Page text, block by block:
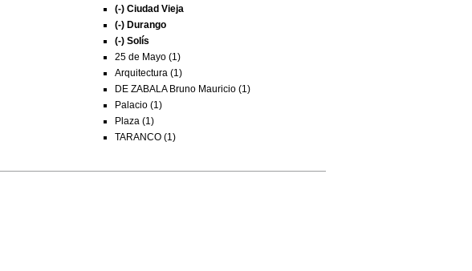
(-) Ciudad Vieja
(-) Durango
(-) Solís
25 de Mayo (1)
Arquitectura (1)
DE ZABALA Bruno Mauricio (1)
Palacio (1)
Plaza (1)
TARANCO (1)